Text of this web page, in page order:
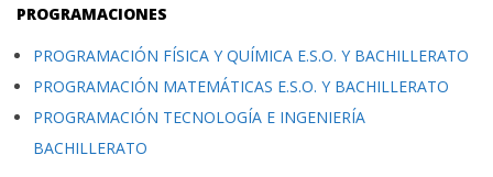
PROGRAMACIONES
PROGRAMACIÓN FÍSICA Y QUÍMICA E.S.O. Y BACHILLERATO
PROGRAMACIÓN MATEMÁTICAS E.S.O. Y BACHILLERATO
PROGRAMACIÓN TECNOLOGÍA E INGENIERÍA
BACHILLERATO